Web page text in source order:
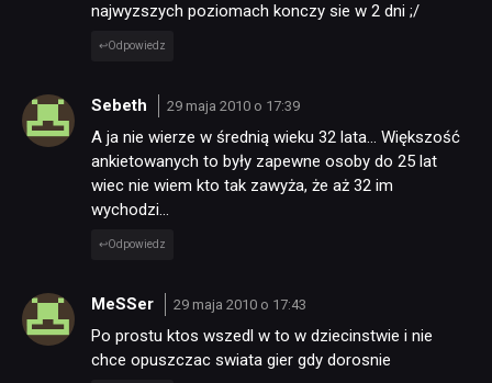
najwyzszych poziomach konczy sie w 2 dni ;/
Odpowiedz
Sebeth 29 maja 2010 o 17:39
A ja nie wierze w średnią wieku 32 lata… Większość
ankietowanych to były zapewne osoby do 25 lat
wiec nie wiem kto tak zawyża, że aż 32 im
wychodzi…
Odpowiedz
MeSSer 29 maja 2010 o 17:43
Po prostu ktos wszedl w to w dziecinstwie i nie
chce opuszczac swiata gier gdy dorosnie